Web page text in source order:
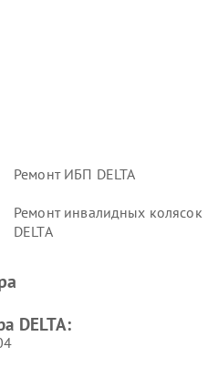
Ремонт ИБП DELTA
Ремонт инвалидных колясок
DELTA
DELTA: